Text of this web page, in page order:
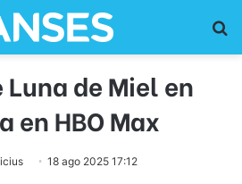
Luna de Miel en
en HBO Max
18 ago 2025 17:12